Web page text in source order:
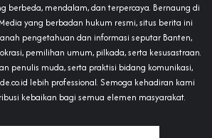
berbeda, mendalam, dan terpercaya. Bernaung di
yang berbadan hukum resmi, situs berita ini
pengetahuan dan informasi seputar Banten,
pemilihan umum, pilkada, serta kesusastraan.
penulis muda, serta praktisi bidang komunikasi,
lebih professional. Semoga kehadiran kami
kebaikan bagi semua elemen masyarakat.